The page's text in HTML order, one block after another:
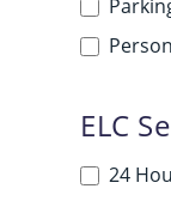
ELC
24